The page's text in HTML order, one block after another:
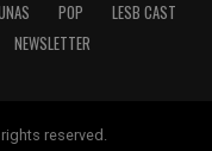
POP
LESB CAST
NEWSLETTER
reserved.